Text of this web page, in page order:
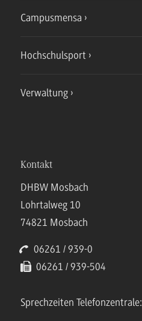
Campusmensa
Hochschulsport
Verwaltung
Kontakt
DHBW Mosbach
Lohrtalweg 10
74821 Mosbach
06261 / 939-0
06261 / 939-504
Sprechzeiten Telefonzentrale: